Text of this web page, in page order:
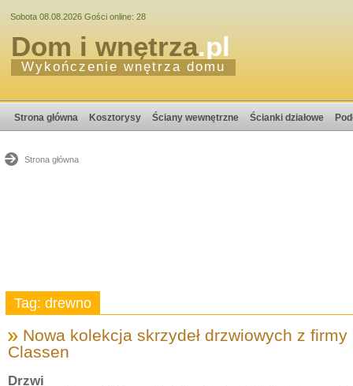
Sobota 08.08.2026 Gości online: 28
Dom i wnętrza.pl
Wykończenie wnętrza domu
Strona główna Kosztorysy Ściany wewnętrzne Ścianki działowe
Strona główna
Tag: drewno
Nowa kolekcja skrzydeł drzwiowych z firmy
Classen
Drzwi